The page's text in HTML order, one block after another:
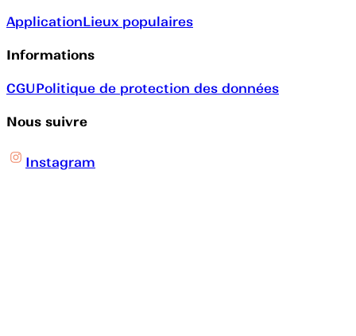
ApplicationLieux populaires
Informations
CGUPolitique de protection des données
Nous suivre
Instagram